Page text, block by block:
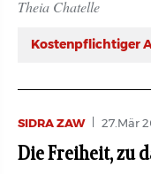
Theia Chatelle
Kostenpflichtiger
SIDRA ZAW 27.Mär
Die Freiheit, zu